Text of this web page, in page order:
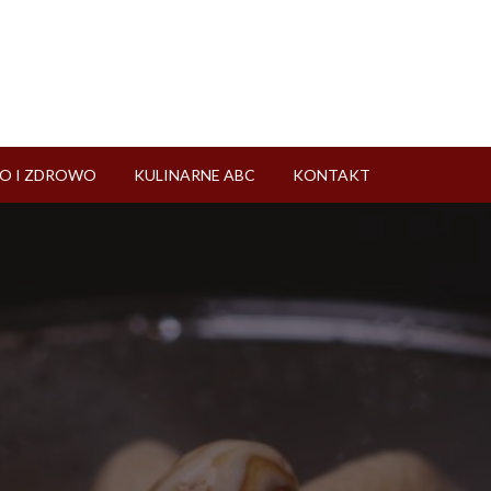
I ZDROWO KULINARNE ABC KONTAKT